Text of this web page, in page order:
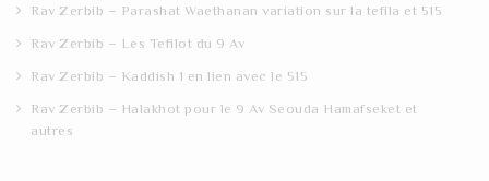
Rav Zerbib – Parashat Waethanan variation sur la tefila et 515
Rav Zerbib – Les Tefilot du 9 Av
Rav Zerbib – Kaddish 1 en lien avec le 515
Rav Zerbib – Halakhot pour le 9 Av Seouda Hamafseket et
autres